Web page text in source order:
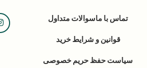
تماس با ماسوالات متداول
قوانین و شرایط خرید
سیاست حفظ حریم خصوصی